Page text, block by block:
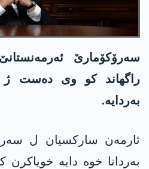
سەرۆکۆمارێ
راگھاند کو وی دەست ژ
بەردایە.
ئارمەن سارکسیان ل
بەردانا خوە دایە خویاکرن